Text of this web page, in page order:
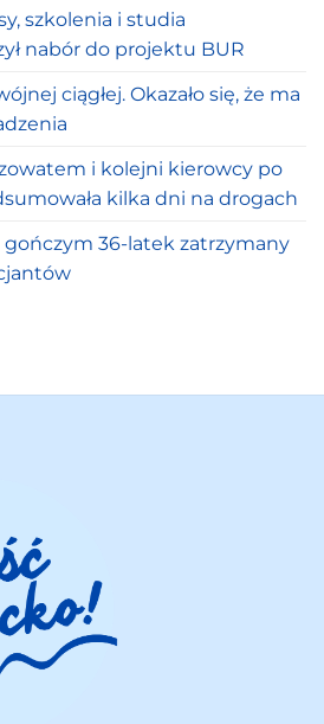
szkolenia i studia
nabór do projektu BUR
ciągłej. Okazało się, że ma
i kolejni kierowcy po
kilka dni na drogach
36-latek zatrzymany